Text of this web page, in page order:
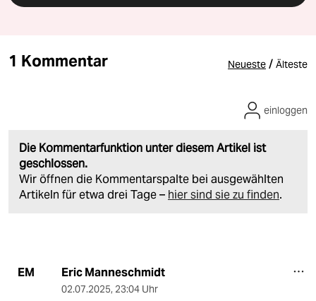
1 Kommentar Neueste / Älteste
Die Kommentarfunktion unter diesem Artikel ist
geschlossen.
Wir öffnen die Kommentarspalte bei ausgewählten
Artikeln für etwa drei Tage – hier sind sie zu finden.
einloggen
EM Eric Manneschmidt
02.07.2025, 23:04 Uhr